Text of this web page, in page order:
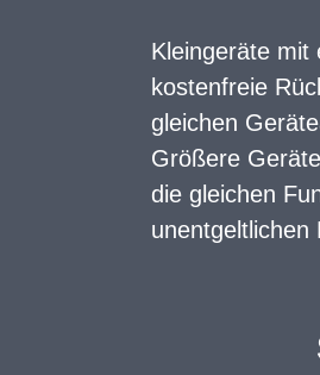
Kleingeräte mit
kostenfreie
gleichen
Größere
die gleichen
unentgeltlichen